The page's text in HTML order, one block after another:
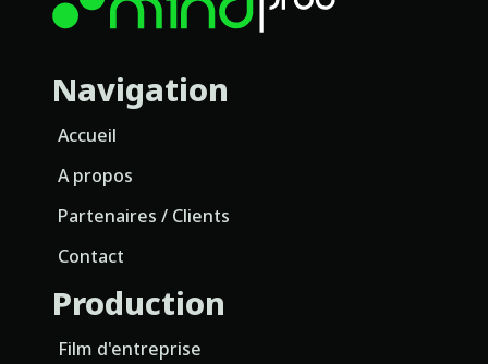
Navigation
Accueil
A propos
Partenaires / Clients
Contact
Production
Film d'entreprise